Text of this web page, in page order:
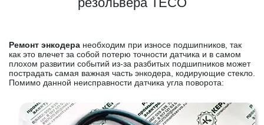
Ремонт энкодера необходим при износе подшипников, так
как это влечет за собой потерю точности датчика и в самом
плохом развитии событий из-за разбитых подшипников может
пострадать самая важная часть энкодера, кодирующие стекло.
Помимо данной неисправности датчика угла поворота: